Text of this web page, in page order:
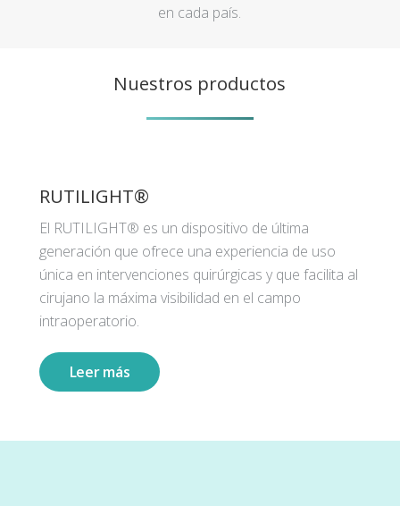
en cada país.
Nuestros productos
RUTILIGHT®
El RUTILIGHT® es un dispositivo de última
generación que ofrece una experiencia de uso
única en intervenciones quirúrgicas y que facilita al
cirujano la máxima visibilidad en el campo
intraoperatorio.
Leer más